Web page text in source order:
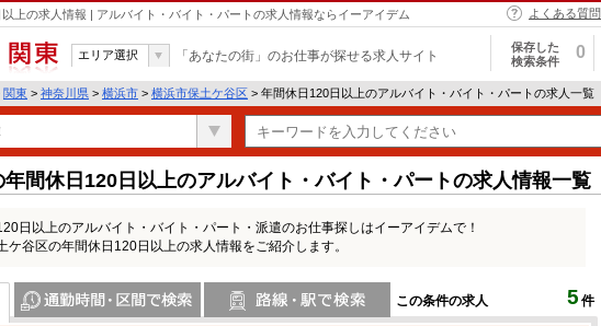
上の求人情報 | アルバイト・バイト・パートの求人情報ならイーアイデム よくある質問
関東
エリア選択 「あなたの街」のお仕事が探せる求人サイト
保存した
検索条件
0
関東 > 神奈川県 > 横浜市 > 横浜市保土ケ谷区 > 年間休日120日以上のアルバイト・バイト・パートの求人一覧
間休日120日以上のアルバイト・バイト・パートの求人情報一覧
日以上のアルバイト・バイト・パート・派遣のお仕事探しはイーアイデムで！
谷区の年間休日120日以上の求人情報をご紹介します。
この条件の求人 5 件